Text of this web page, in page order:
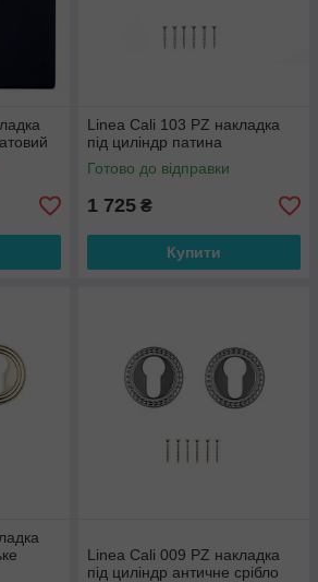
Linea Cali 103 PZ накладка
під циліндр патина
Готово до відправки
1 725 ₴
Купити
Linea Cali 009 PZ накладка
під циліндр античне срібло